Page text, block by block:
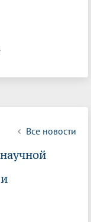
Все новости